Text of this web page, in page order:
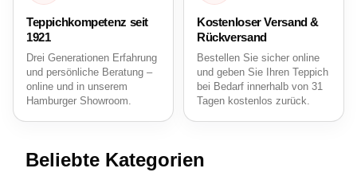
Kategorien Entdecken
Teppichkompetenz seit
1921
Drei Generationen Erfahrung
und persönliche Beratung –
online und in unserem
Hamburger Showroom.
Kostenloser Versand &
Rückversand
Bestellen Sie sicher online
und geben Sie Ihren Teppich
bei Bedarf innerhalb von 31
Tagen kostenlos zurück.
Beliebte Kategorien